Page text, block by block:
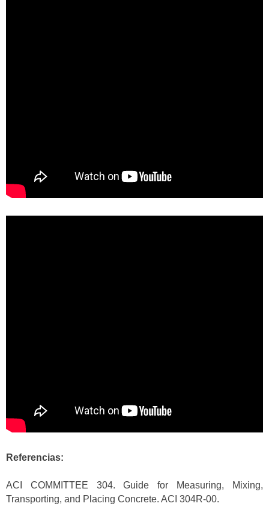
Referencias:
ACI COMMITTEE 304. Guide for Measuring, Mixing,
Transporting, and Placing Concrete. ACI 304R-00.